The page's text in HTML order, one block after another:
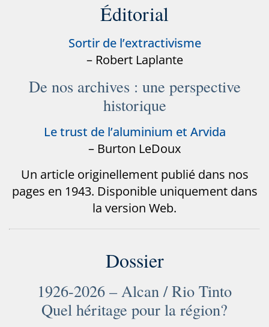
Éditorial
Sortir de l’extractivisme
– Robert Laplante
De nos archives : une perspective
historique
Le trust de l’aluminium et Arvida
– Burton LeDoux
Un article originellement publié dans nos
pages en 1943. Disponible uniquement dans
la version Web.
Dossier
1926-2026 – Alcan / Rio Tinto
Quel héritage pour la région?